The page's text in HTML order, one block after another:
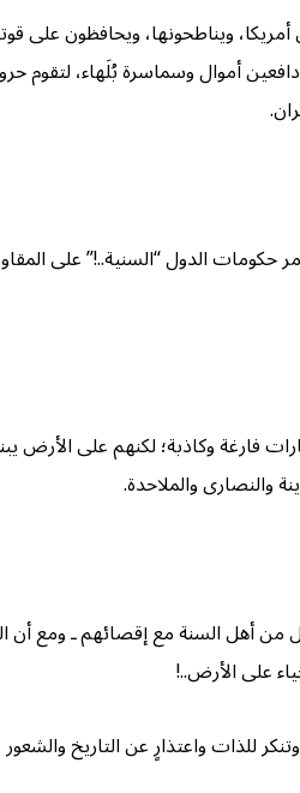
ويناطحونها، ويحافظون على
أموال وسماسرة بُلَهاء،
الدول “السنية..!” على
فارغة وكاذبة؛ لكنهم على الأرض
والنصارى والملاحدة.
المجرم في العراق والذي ذبح المسلمين ذبحا ـ أكثر من (2) مليون
على الأرض..!
للذات واعتذارٍ عن التاريخ